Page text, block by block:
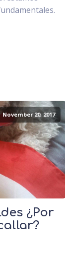
November 20, 2017
¿Por